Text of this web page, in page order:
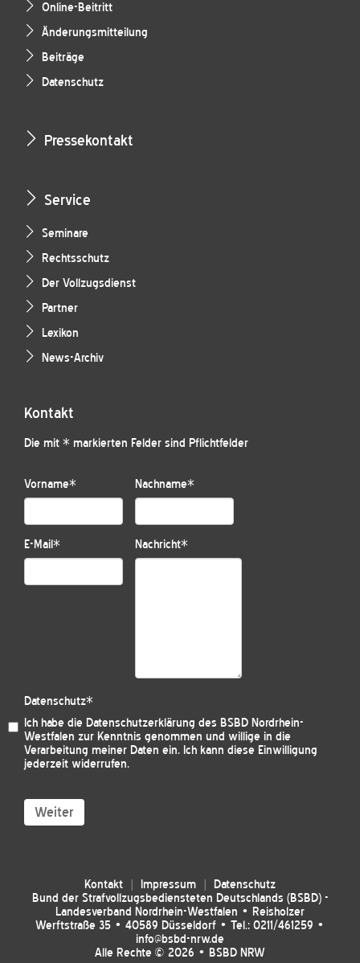
Online-Beitritt
Änderungsmitteilung
Beiträge
Datenschutz
Pressekontakt
Service
Seminare
Rechtsschutz
Der Vollzugsdienst
Partner
Lexikon
News-Archiv
Kontakt
Die mit * markierten Felder sind Pflichtfelder
Vorname* Nachname*
E-Mail* Nachricht*
Datenschutz*
Ich habe die Datenschutzerklärung des BSBD Nordrhein-
Westfalen zur Kenntnis genommen und willige in die
Verarbeitung meiner Daten ein. Ich kann diese Einwilligung
jederzeit widerrufen.
Weiter
Kontakt Impressum
Datenschutz
Bund der Strafvollzugsbediensteten Deutschlands (BSBD) -
Landesverband Nordrhein-Westfalen • Reisholzer
Werftstraße 35 • 40589 Düsseldorf • Tel.: 0211/461259 •
info@bsbd-nrw.de
Alle Rechte © 2026 • BSBD NRW